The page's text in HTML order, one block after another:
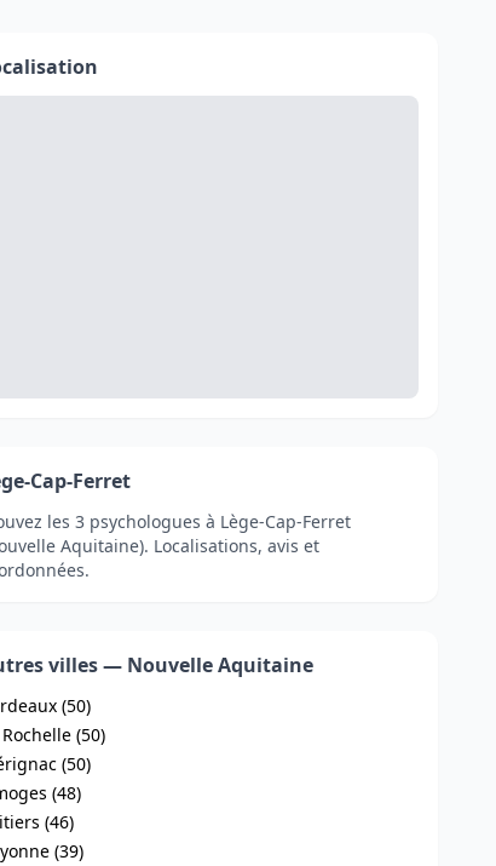
Cap-Ferret
les 3 psychologues à Lège-Cap-Ferret
Aquitaine). Localisations, avis et
villes — Nouvelle Aquitaine
(50)
Rochelle (50)
(50)
(48)
(46)
(39)